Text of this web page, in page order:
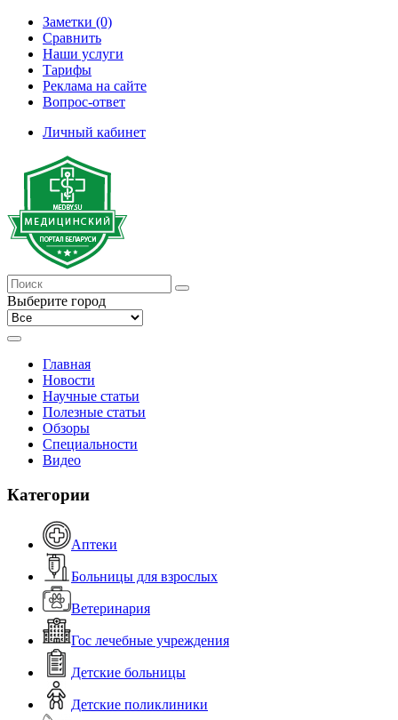
Заметки (0)
Сравнить
Наши услуги
Тарифы
Реклама на сайте
Вопрос-ответ
Личный кабинет
Выберите город
Главная
Новости
Научные статьи
Полезные статьи
Обзоры
Специальности
Видео
Категории
Аптеки
Больницы для взрослых
Ветеринария
Гос лечебные учреждения
Детские больницы
Детские поликлиники